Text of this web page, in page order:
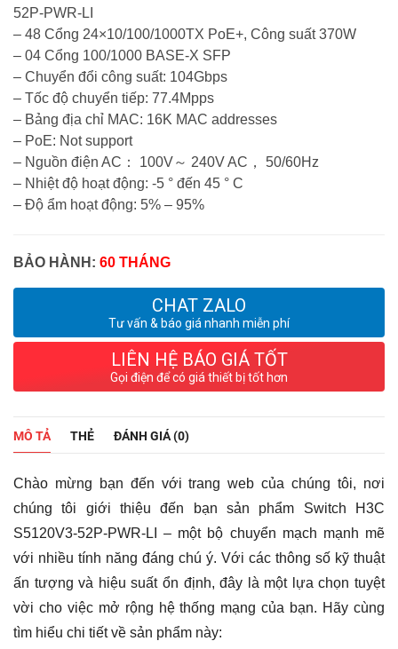
52P-PWR-LI
– 48 Cổng 24×10/100/1000TX PoE+, Công suất 370W
– 04 Cổng 100/1000 BASE-X SFP
– Chuyển đổi công suất: 104Gbps
– Tốc độ chuyển tiếp: 77.4Mpps
– Bảng địa chỉ MAC: 16K MAC addresses
– PoE: Not support
– Nguồn điện AC： 100V～ 240V AC， 50/60Hz
– Nhiệt độ hoạt động: -5 ° đến 45 ° C
– Độ ẩm hoạt động: 5% – 95%
BẢO HÀNH: 60 THÁNG
CHAT ZALO
Tư vấn & báo giá nhanh miễn phí
LIÊN HỆ BÁO GIÁ TỐT
Gọi điện để có giá thiết bị tốt hơn
MÔ TẢ THẺ ĐÁNH GIÁ (0)
Chào mừng bạn đến với trang web của chúng tôi, nơi
chúng tôi giới thiệu đến bạn sản phẩm Switch H3C
S5120V3-52P-PWR-LI – một bộ chuyển mạch mạnh mẽ
với nhiều tính năng đáng chú ý. Với các thông số kỹ thuật
ấn tượng và hiệu suất ổn định, đây là một lựa chọn tuyệt
vời cho việc mở rộng hệ thống mạng của bạn. Hãy cùng
tìm hiểu chi tiết về sản phẩm này: